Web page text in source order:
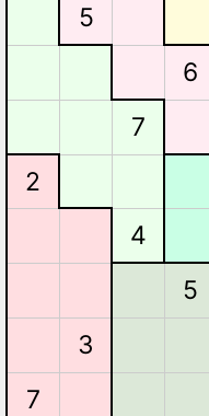
5
6
7
2
4
5
3
7